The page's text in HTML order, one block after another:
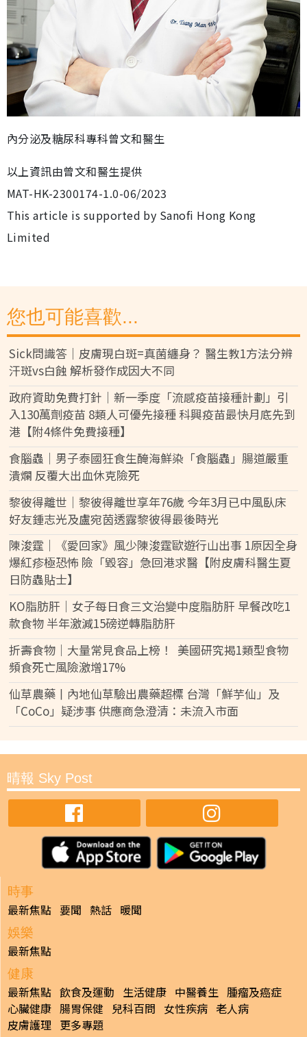
內分泌及糖尿科專科曾文和醫生
以上資訊由曾文和醫生提供
MAT-HK-2300174-1.0-06/2023
This article is supported by Sanofi Hong Kong
Limited
您也可能喜歡...
Sick問識答｜皮膚現白斑=真菌纏身？ 醫生教1方法分辨
汗斑vs白蝕 解析發作成因大不同
政府資助免費打針｜新一季度「流感疫苗接種計劃」引
入130萬劑疫苗 8類人可優先接種 科興疫苗最快月底先到
港【附4條件免費接種】
食腦蟲｜男子泰國狂食生醃海鮮染「食腦蟲」腸道嚴重
潰爛 反覆大出血休克險死
黎彼得離世｜黎彼得離世享年76歲 今年3月已中風臥床
好友鍾志光及盧宛茵透露黎彼得最後時光
陳浚霆｜《愛回家》風少陳浚霆歐遊行山出事 1原因全身
爆紅疹極恐怖 險「毀容」急回港求醫【附皮膚科醫生夏
日防蟲貼士】
KO脂肪肝｜女子每日食三文治變中度脂肪肝 早餐改吃1
款食物 半年激減15磅逆轉脂肪肝
折壽食物｜大量常見食品上榜！ 美國研究揭1類型食物
頻食死亡風險激增17%
仙草農藥丨內地仙草驗出農藥超標 台灣「鮮芋仙」及
「CoCo」疑涉事 供應商急澄清：未流入市面
晴報 Sky Post
時事
最新焦點 要聞 熱話 暖聞
娛樂
最新焦點
健康
最新焦點 飲食及運動 生活健康 中醫養生 腫瘤及癌症
心臟健康 腸胃保健 兒科百問 女性疾病 老人病
皮膚護理 更多專題